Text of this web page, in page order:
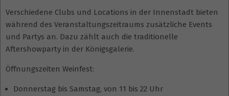
Verschiedene Clubs und Locations in der Innenstadt bieten
während des Veranstaltungszeitraums zusätzliche Events
und Partys an. Dazu zählt auch die traditionelle
Aftershowparty in der Königsgalerie.
Öffnungszeiten Weinfest:
Donnerstag bis Samstag, von 11 bis 22 Uhr